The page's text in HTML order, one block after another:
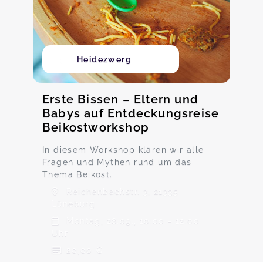
Heidezwerg
Erste Bissen – Eltern und
Babys auf Entdeckungsreise
Beikostworkshop
In diesem Workshop klären wir alle
Fragen und Mythen rund um das
Thema Beikost.
Reichenbachstr. 3, 21335
Montag, 28.09., 10:00 - 12:00
20,00 €